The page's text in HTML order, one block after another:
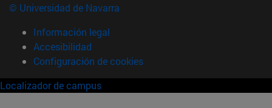
© Universidad de Navarra
Información legal
Accesibilidad
Configuración de cookies
Localizador de campus